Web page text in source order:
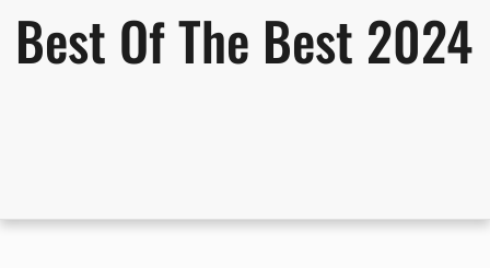
Best Of The Best 2024